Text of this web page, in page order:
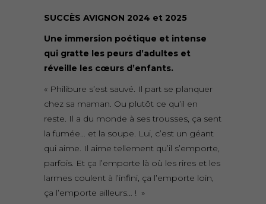
SUCCÈS AVIGNON 2024 et 2025
Une immersion poétique et intense
qui gratte les peurs d’adultes et
réveille les cœurs d’enfants.
« Philibure s’est sauvé. Il part se planquer
chez sa maman. Ou plutôt ce qu’il en
reste. Il a du monde à ses trousses, ça sent
la fumée… et la soupe. Lui, c’est un géant
qui aime. Il aime tellement qu’il s’emporte,
parfois. Et ça l’emporte là où les rires et les
larmes coulent à l’infini, ça l’emporte loin,
ça l’emporte ailleurs… ! »